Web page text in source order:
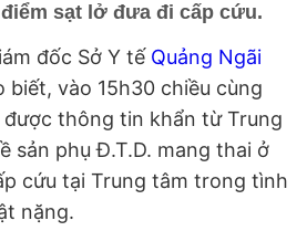
sạt lở đưa đi cấp cứu.
đốc Sở Y tế Quảng Ngãi
biết, vào 15h30 chiều cùng
được thông tin khẩn từ Trung
sản phụ Đ.T.D. mang thai ở
cứu tại Trung tâm trong tình
nặng.